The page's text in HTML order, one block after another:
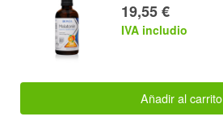
19,55 €
IVA includio
Añadir al carrito